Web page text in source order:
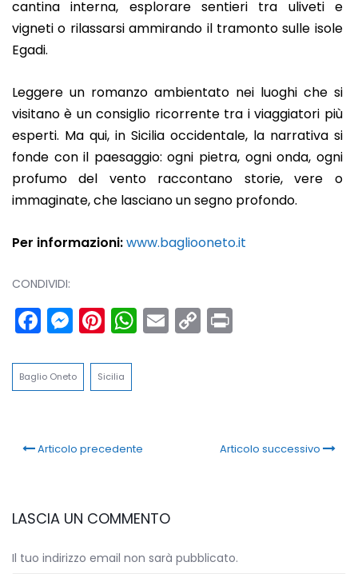
cantina interna, esplorare sentieri tra uliveti e
vigneti o rilassarsi ammirando il tramonto sulle isole
Egadi.
Leggere un romanzo ambientato nei luoghi che si
visitano è un consiglio ricorrente tra i viaggiatori più
esperti. Ma qui, in Sicilia occidentale, la narrativa si
fonde con il paesaggio: ogni pietra, ogni onda, ogni
profumo del vento raccontano storie, vere o
immaginate, che lasciano un segno profondo.
Per informazioni:www.bagliooneto.it
CONDIVIDI:
Facebook
Messenger
Pinterest
WhatsApp
Email
Copy
Baglio Oneto Sicilia
Articolo precedente Articolo successivo
LASCIA UN COMMENTO
Il tuo indirizzo email non sarà pubblicato.